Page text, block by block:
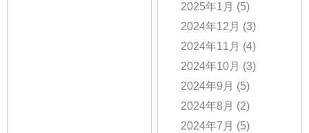
2025年1月 (5)
2024年12月 (3)
2024年11月 (4)
2024年10月 (3)
2024年9月 (5)
2024年8月 (2)
2024年7月 (5)